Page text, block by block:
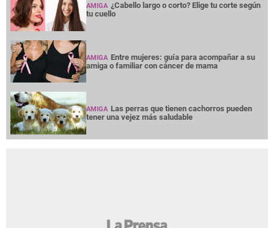
AMIGA ¿Cabello largo o corto? Elige tu corte según
tu cuello
AMIGA Entre mujeres: guía para acompañar a su
amiga o familiar con cáncer de mama
AMIGA Las perras que tienen cachorros pueden
tener una vejez más saludable